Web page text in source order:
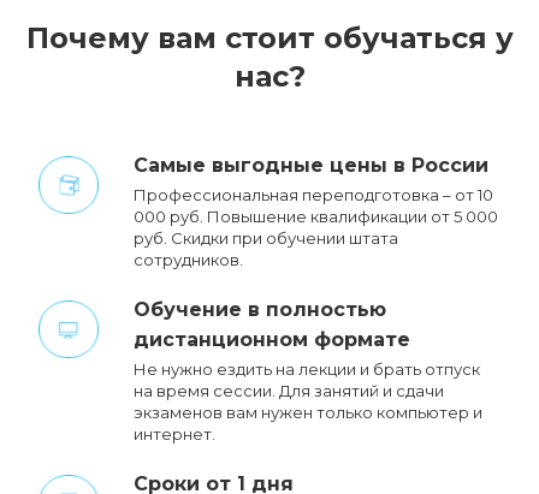
Почему вам стоит обучаться у
нас?
Cамые выгодные цены в России
Профессиональная переподготовка – от 10
000 руб. Повышение квалификации от 5 000
руб. Cкидки при обучении штата
сотрудников.
Обучение в полностью
дистанционном формате
Не нужно ездить на лекции и брать отпуск
на время сессии. Для занятий и сдачи
экзаменов вам нужен только компьютер и
интернет.
Сроки от 1 дня